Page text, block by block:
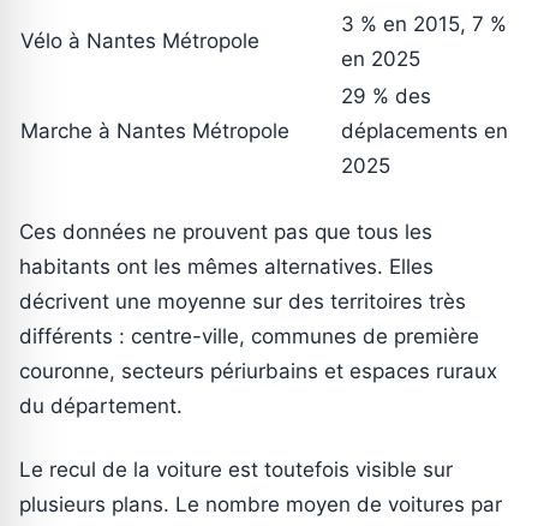
Vélo à Nantes Métropole
3 % en 2015, 7 %
en 2025
Marche à Nantes Métropole
29 % des
déplacements en
2025
Ces données ne prouvent pas que tous les
habitants ont les mêmes alternatives. Elles
décrivent une moyenne sur des territoires très
différents : centre-ville, communes de première
couronne, secteurs périurbains et espaces ruraux
du département.
Le recul de la voiture est toutefois visible sur
plusieurs plans. Le nombre moyen de voitures par